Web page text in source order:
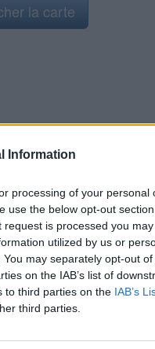
Information
processing of your personal
use the below opt-out
is processed you may
utilized by us or
may separately opt-out of
on the IAB’s list of
to third parties on the IAB’s
third parties.
la carte